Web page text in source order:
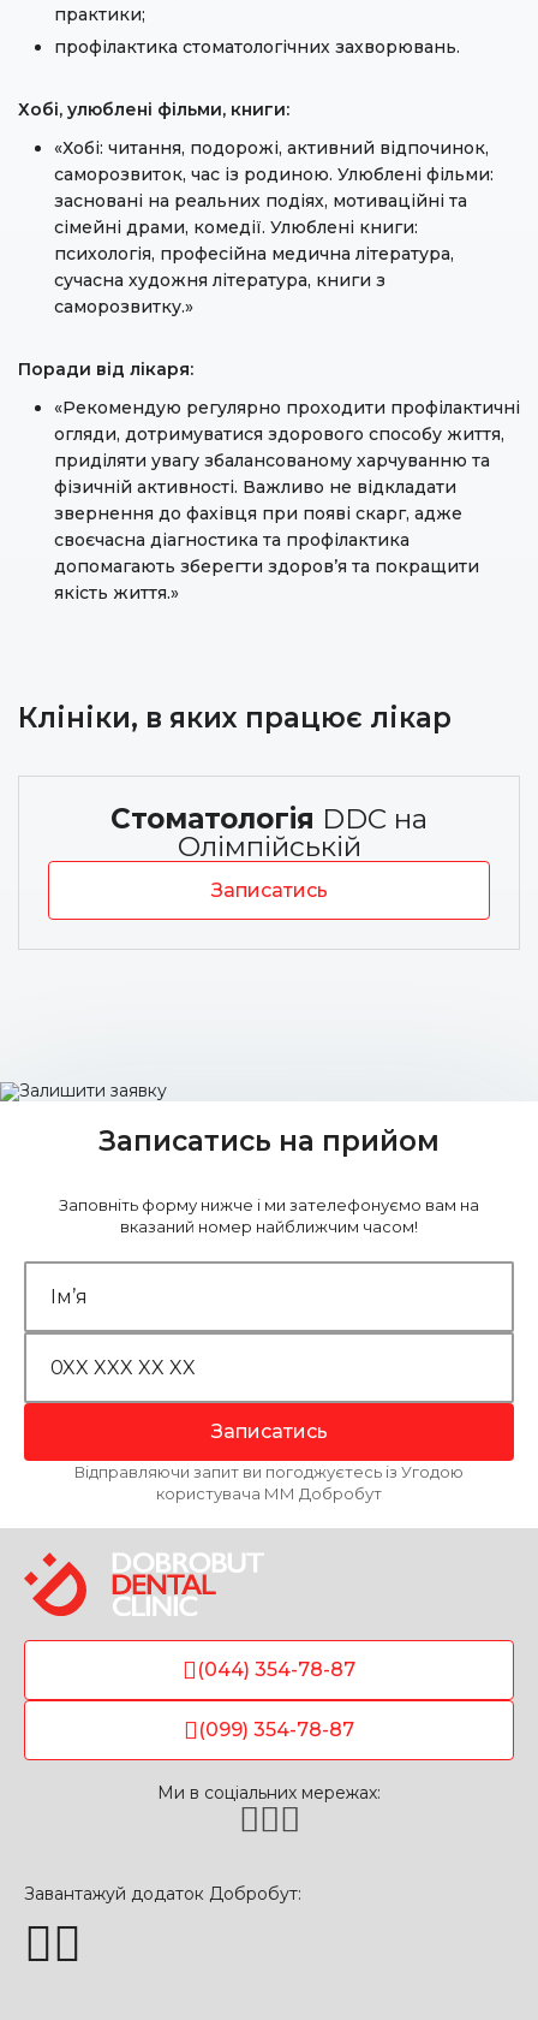
практики;
профілактика стоматологічних захворювань.
Хобі, улюблені фільми, книги:
«Хобі: читання, подорожі, активний відпочинок,
саморозвиток, час із родиною. Улюблені фільми:
засновані на реальних подіях, мотиваційні та
сімейні драми, комедії. Улюблені книги:
психологія, професійна медична література,
сучасна художня література, книги з
саморозвитку.»
Поради від лікаря:
«Рекомендую регулярно проходити профілактичні
огляди, дотримуватися здорового способу життя,
приділяти увагу збалансованому харчуванню та
фізичній активності. Важливо не відкладати
звернення до фахівця при появі скарг, адже
своєчасна діагностика та профілактика
допомагають зберегти здоров’я та покращити
якість життя.»
Клініки, в яких працює лікар
Стоматологія DDC на
Олімпійській
Записатись
Записатись на прийом
Заповніть форму нижче і ми зателефонуємо вам на
вказаний номер найближчим часом!
Записатись
Відправляючи запит ви погоджуєтесь із Угодою
користувача ММ Добробут
(044) 354-78-87
(099) 354-78-87
Ми в соціальних мережах:
Завантажуй додаток Добробут: